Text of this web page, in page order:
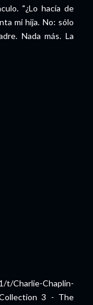
"¿Lo hacía de
mi hija. No: sólo
Nada más. La
t/Charlie-Chaplin-
3 - The